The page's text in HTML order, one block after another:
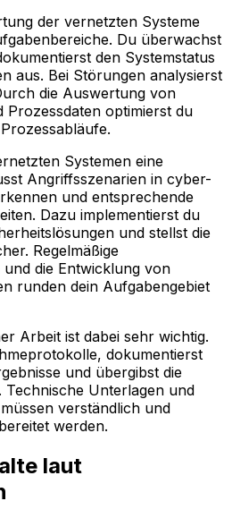
der vernetzten Systeme
Du überwachst
den Systemstatus
aus. Bei Störungen analysierst
die Auswertung von
Prozessdaten optimierst du
Systemen eine
Angriffsszenarien in cyber-
und entsprechende
Dazu implementierst du
und stellst die
Regelmäßige
die Entwicklung von
runden dein Aufgabengebiet
Arbeit ist dabei sehr wichtig.
dokumentierst
und übergibst die
Technische Unterlagen und
verständlich und
werden.
laut